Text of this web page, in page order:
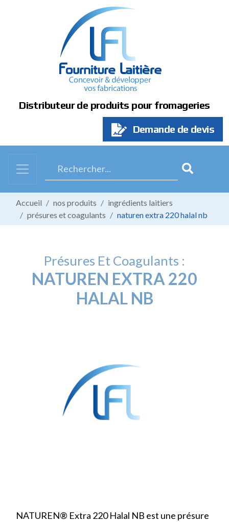
Distributeur de produits pour fromageries
Demande de devis
Accueil nos produits
ingrédients laitiers
présures et coagulants
naturen extra 220 halal nb
Présures Et Coagulants :
NATUREN EXTRA 220
HALAL NB
NATUREN® Extra 220 Halal NB est une présure
Panneau de gestion des cookies